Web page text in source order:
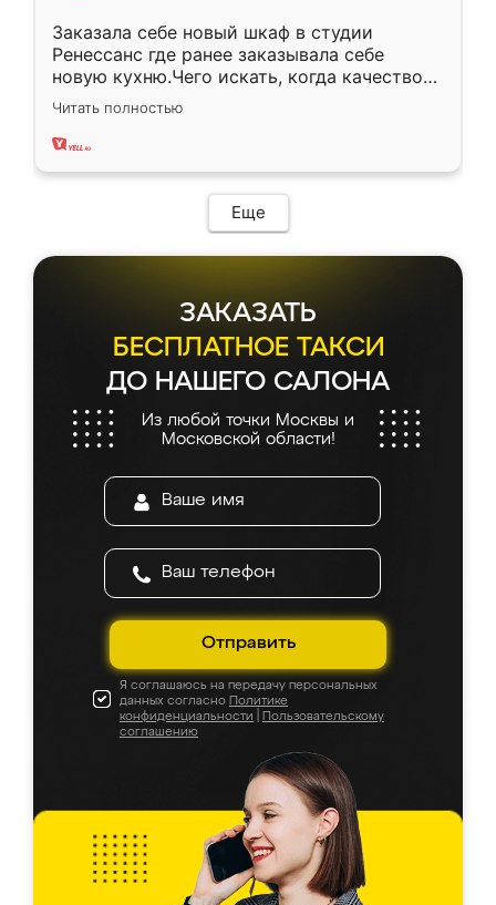
Заказала себе новый шкаф в студии
Ренессанс где ранее заказывала себе
новую кухню.Чего искать, когда качеством
вполне довольна. Служит кухня уже почти
два года, нареканий нет.
Читать полностью
Еще
ЗАКАЗАТЬ
БЕСПЛАТНОЕ ТАКСИ
ДО НАШЕГО САЛОНА
Из любой точки Москвы и
Московской области!
Отправить
Я соглашаюсь на передачу персональных
данных согласно Политике
конфиденциальности
Пользовательскому
соглашению